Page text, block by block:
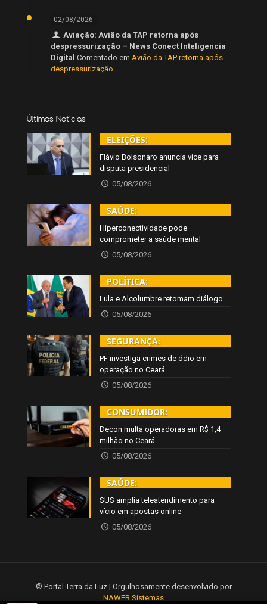
02/08/2026
Aviação: Avião da TAP retorna após
despressurização – News Conect Inteligencia
Digital Comentado em Avião da TAP retorna após
despressurização
Últimas Notícias
ELEIÇÕES:
Flávio Bolsonaro anuncia vice para
disputa presidencial
05/08/2026
SAÚDE:
Hiperconectividade pode
comprometer a saúde mental
05/08/2026
POLÍTICA:
Lula e Alcolumbre retomam diálogo
05/08/2026
SEGURANÇA:
PF investiga crimes de ódio em
operação no Ceará
05/08/2026
CONSUMIDOR:
Decon multa operadoras em R$ 1,4
milhão no Ceará
05/08/2026
SAÚDE:
SUS amplia teleatendimento para
vício em apostas online
05/08/2026
© Portal Terra da Luz | Orgulhosamente desenvolvido por
NAWEB Sistemas